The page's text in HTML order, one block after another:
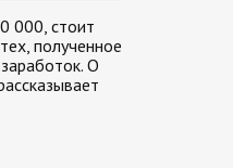
000, стоит
полученное
О